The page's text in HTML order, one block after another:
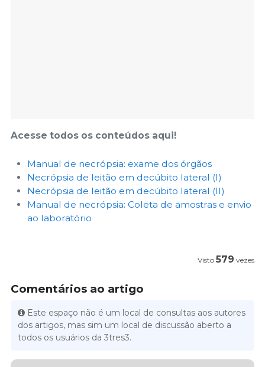
Acesse todos os conteúdos aqui!
Manual de necrópsia: exame dos órgãos
Necrópsia de leitão em decúbito lateral (I)
Necrópsia de leitão em decúbito lateral (II)
Manual de necrópsia: Coleta de amostras e envio
ao laboratório
Visto 579 vezes
Comentários ao artigo
Este espaço não é um local de consultas aos autores
dos artigos, mas sim um local de discussão aberto a
todos os usuários da 3tres3.